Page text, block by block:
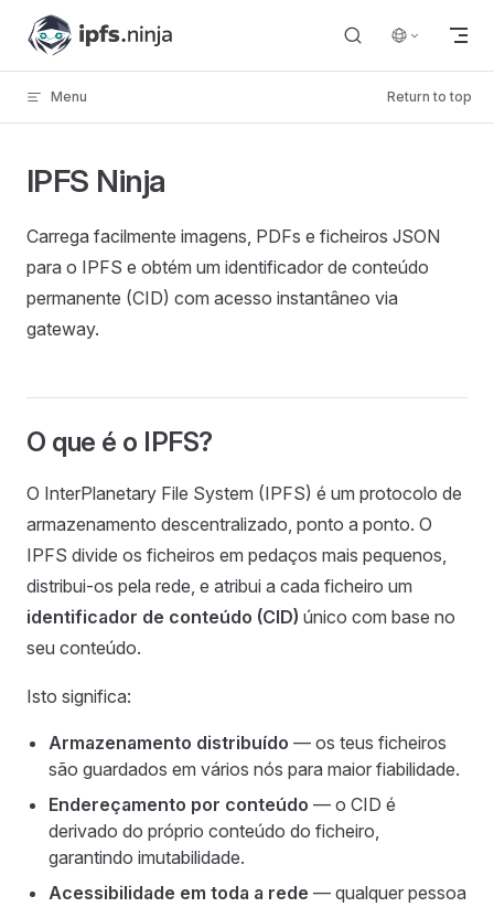
Skip to content
Menu Return to top
IPFS Ninja
Carrega facilmente imagens, PDFs e ficheiros JSON
para o IPFS e obtém um identificador de conteúdo
permanente (CID) com acesso instantâneo via
gateway.
O que é o IPFS?
O InterPlanetary File System (IPFS) é um protocolo de
armazenamento descentralizado, ponto a ponto. O
IPFS divide os ficheiros em pedaços mais pequenos,
distribui-os pela rede, e atribui a cada ficheiro um
identificador de conteúdo (CID) único com base no
seu conteúdo.
Isto significa:
Armazenamento distribuído — os teus ficheiros
são guardados em vários nós para maior fiabilidade.
Endereçamento por conteúdo — o CID é
derivado do próprio conteúdo do ficheiro,
garantindo imutabilidade.
Acessibilidade em toda a rede — qualquer pessoa